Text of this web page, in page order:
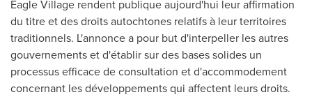
Eagle Village rendent publique aujourd'hui leur affirmation
du titre et des droits autochtones relatifs à leur territoires
traditionnels. L'annonce a pour but d'interpeller les autres
gouvernements et d'établir sur des bases solides un
processus efficace de consultation et d'accommodement
concernant les développements qui affectent leurs droits.